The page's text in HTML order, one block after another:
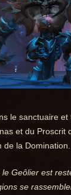
le sanctuaire
et du Proscrit
de la Domination.
Geôlier est
se